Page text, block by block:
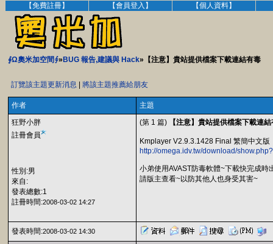
【免費註冊】 【會員登入】 【個人資料】
∮Ω奧米加空間∮» BUG 報告,建議與 Hack»【注意】貴站提供檔案下載連結有毒
訂覽該主題更新消息 將該主題推薦給朋友
作者
主題
狂野小胖
註冊會員
性別:男
來自:
發表總數:1
註冊時間:2008-03-02 14:27
(第 1 篇) 【注意】貴站提供檔案下載連
Kmplayer V2.9.3.1428 Final 繁簡中文版
http://omega.idv.tw/download/
小弟使用AVAST防毒軟體~下載快完成時
請版主查看~以防其他人也身受其害~
發表時間:2008-03-02 14:30